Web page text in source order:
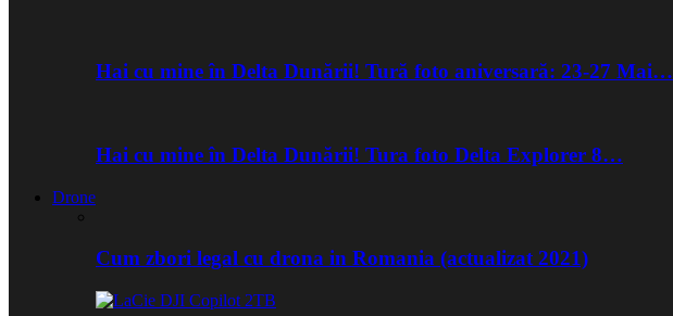
Hai cu mine în Delta Dunării! Tură foto aniversară: 23-27 Mai…
Hai cu mine în Delta Dunării! Tura foto Delta Explorer 8…
Drone
Cum zbori legal cu drona in Romania (actualizat 2021)